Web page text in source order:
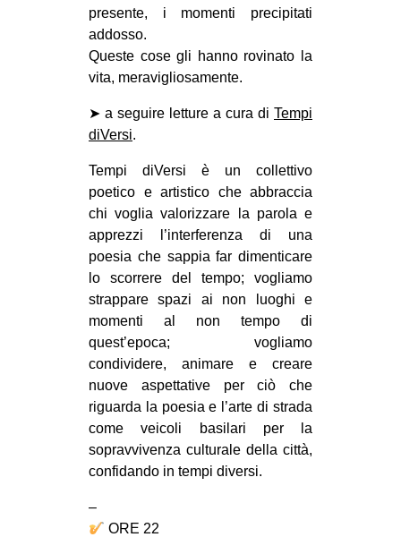
presente, i momenti precipitati
addosso.
Queste cose gli hanno rovinato la
vita, meravigliosamente.
➤ a seguire letture a cura di Tempi
diVersi.
Tempi diVersi è un collettivo
poetico e artistico che abbraccia
chi voglia valorizzare la parola e
apprezzi l’interferenza di una
poesia che sappia far dimenticare
lo scorrere del tempo; vogliamo
strappare spazi ai non luoghi e
momenti al non tempo di
quest’epoca; vogliamo
condividere, animare e creare
nuove aspettative per ciò che
riguarda la poesia e l’arte di strada
come veicoli basilari per la
sopravvivenza culturale della città,
confidando in tempi diversi.
–
ORE 22